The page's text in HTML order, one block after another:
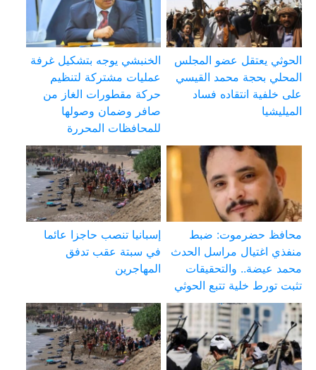
الحوثي يعتقل عضو المجلس
المحلي بحجة محمد القيسي
على خلفية انتقاده فساد
الميليشيا
الخنبشي يوجه بتشكيل غرفة
عمليات مشتركة لتنظيم
حركة مقطورات الغاز من
صافر وضمان وصولها
للمحافظات المحررة
محافظ حضرموت: ضبط
منفذي اغتيال مراسل الحدث
محمد عيضة.. والتحقيقات
تثبت تورط خلية تتبع الحوثي
إسبانيا تنصب حاجزا عائما
في سبتة عقب تدفق
المهاجرين